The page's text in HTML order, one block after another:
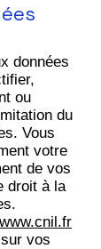
données
ou
du
Vous
votre
de vos
droit à la
vos